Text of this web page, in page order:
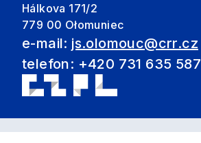
Hálkova 171/2
779 00 Ołomuniec
e-mail: js.olomouc@crr.cz
telefon: +420 731 635 587